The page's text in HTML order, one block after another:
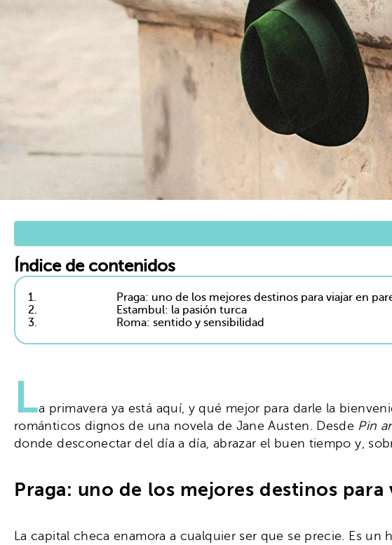
Índice de contenidos
1.
Praga: uno de los mejores destinos para viajar en
2.
Estambul: la pasión turca
3.
Roma: sentido y sensibilidad
La primavera ya está aquí, y qué mejor para darle la
románticos dignos de una novela de Jane Austen. Desde Pin
donde desconectar del día a día, abrazar el buen tiempo y,
Praga: uno de los mejores destinos
La capital checa enamora a cualquier ser que se precie. Es